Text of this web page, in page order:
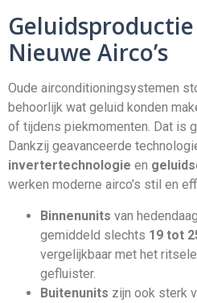
Nieuwe Airco’s
Oude airconditioningsystemen
behoorlijk wat geluid konden
of tijdens piekmomenten. Dat is
Dankzij geavanceerde
invertertechnologie en
werken moderne airco’s stil en
Binnenunits van
gemiddeld slechts 19 tot
vergelijkbaar met het
gefluister.
Buitenunits zijn ook sterk